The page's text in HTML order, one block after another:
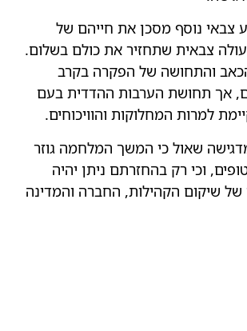
צבאי נוסף מסכן את חייהם של
צבאית שתחזיר את כולם בשלום.
והתחושה של הפקרה בקרב
אך תחושת הערבות ההדדית בעם
למרות המחלוקות והוויכוחים.
שאול כי המשך המלחמה גוזר
וכי רק בהחזרתם ניתן יהיה
שיקום הקהילות, החברה והמדינה